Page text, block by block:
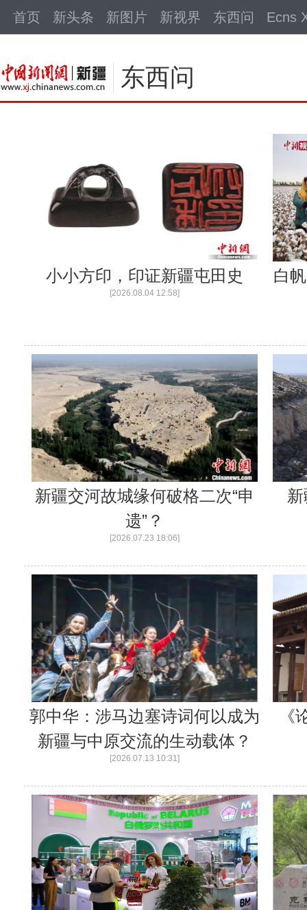
首页 新头条 新图片 新视界 东西问 Ecns
东西问
小小方印，印证新疆屯田史
[2026.08.04 12:58]
白
新疆交河故城缘何破格二次“申
遗”？
[2026.07.23 18:06]
郭中华：涉马边塞诗词何以成为
新疆与中原交流的生动载体？
[2026.07.13 10:31]
《